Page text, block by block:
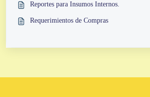
Reportes para Insumos Internos.
Requerimientos de Compras